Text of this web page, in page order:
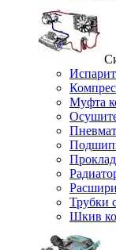
Муфта
Трубки
Шкив